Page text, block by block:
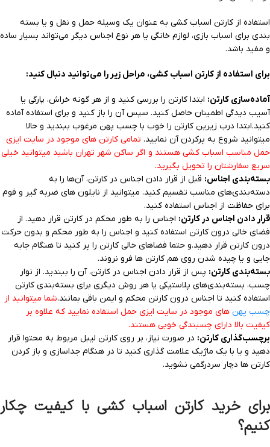
استفاده از کارتن اسباب کشی به عنوان یک وسیله حمل و نقل و یا بسته
بندی برای اسباب بازی، لوازم خانگی یا هر نوع اجناس دیگر می‌تواند بسیار ساده
و مفید باشد.
برای استفاده از کارتن اسباب کشی، مراحل زیر را می‌توانید دنبال کنید:
آماده‌سازی کارتن: ابتدا کارتن را بررسی کنید و از هر گونه خراش، پارگی یا
آسیب دیدگی اطمینان حاصل کنید. سپس آن را باز کنید و برای استفاده آماده
کنید.ابتدا درب زیرین کارتن را خوب با چسب پهن مرغوب ببندید و حالا
میتوانید شروع به پرکردن آن نمایید. تمامی کارتن های موجود در سایت ایزی
حمل مناسب اسباب کشی هستند و اگر ساکن شهر تهران باشید میتوانید خیلی
سریع سفارشتان را تحویل بگیرید.
بسته‌بندی اجناس: قبل از قرار دادن اجناس در کارتن، آن‌ها را به
دسته‌بندی‌های مناسب تقسیم کنید. میتوانید از نایلون های ضربه گیر و فوم
برای حفاظت از اجناس استفاده کنید.
قرار دادن اجناس در کارتن: اجناس را به طور محکم در کارتن قرار دهید. از
فضای خالی درون کارتن استفاده کنید و اجناس را به طور محکم و بدون حرکت
درون کارتن قرار دهید.و حتما فضاهای خالی کارتن را پر کنید تا هنگام جابه
جایی و یا چیده شدن روی هم کارتن ها فرو نروند.
بسته‌بندی کارتن: پس از قرار دادن اجناس در کارتن، آن را ببندید. از نوار
چسب، بسته‌بندی‌های پلاستیکی یا هر روش دیگری برای بسته‌بندی کارتن
استفاده کنید تا اجناس درون کارتن محکم و ایمن باقی بمانند.شما میتوانید از
چسب پهن های موجود در سایت ایزی حمل استفاده نمایید که علاوه بر
کیفیت بالا دارای چسبندگی خوبی هستند.
برچسب‌گذاری کارتن: در صورت نیاز، بر روی کارتن لیبل مربوط به محتوا قرار
دهید و یا با یک ماژیک علامت گذاری کنید تا در هنگام جداسازی و باز کردن
کارتن ها دچار سردرگمی نشوید.
برای خرید کارتن اسباب کشی با کیفیت چکار
کنیم؟